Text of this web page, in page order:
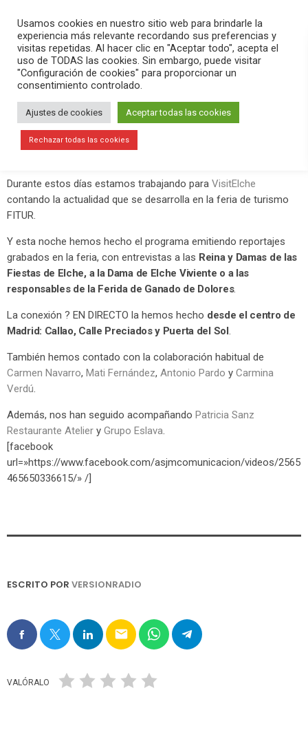
search menu pause PLAY
enero 23, 2020
Versión Radio especial FITUR desde
Madrid
Este miércoles 22 de enero de 2020 hemos hecho un
Durante estos días estamos trabajando para VisitElche
contando la actualidad que se desarrolla en la feria de turismo
FITUR.
Y esta noche hemos hecho el programa emitiendo reportajes
grabados en la feria, con entrevistas a las Reina y Damas de las
Fiestas de Elche, a la Dama de Elche Viviente o a las
responsables de la Ferida de Ganado de Dolores.
La conexión ? EN DIRECTO la hemos hecho desde el centro de
Madrid: Callao, Calle Preciados y Puerta del Sol
También hemos contado con la colaboración habitual de
Carmen Navarro, Mati Fernández, Antonio Pardo y Carmina
Verdú
Además, nos han seguido acompañando Patricia Sanz
Restaurante Atelier y Grupo Eslava
[facebook
url=»https://www.facebook.com/asjmcomunicacion/videos/2565
465650336615/» /]
ESCRITO POR VERSIONRADIO
email
VALÓRALO
Usamos cookies en nuestro sitio web para brindarle la
experiencia más relevante recordando sus preferencias y
visitas repetidas. Al hacer clic en "Aceptar todo", acepta el
uso de TODAS las cookies. Sin embargo, puede visitar
"Configuración de cookies" para proporcionar un
consentimiento controlado.
Ajustes de cookies Aceptar todas las cookies
Rechazar todas las cookies